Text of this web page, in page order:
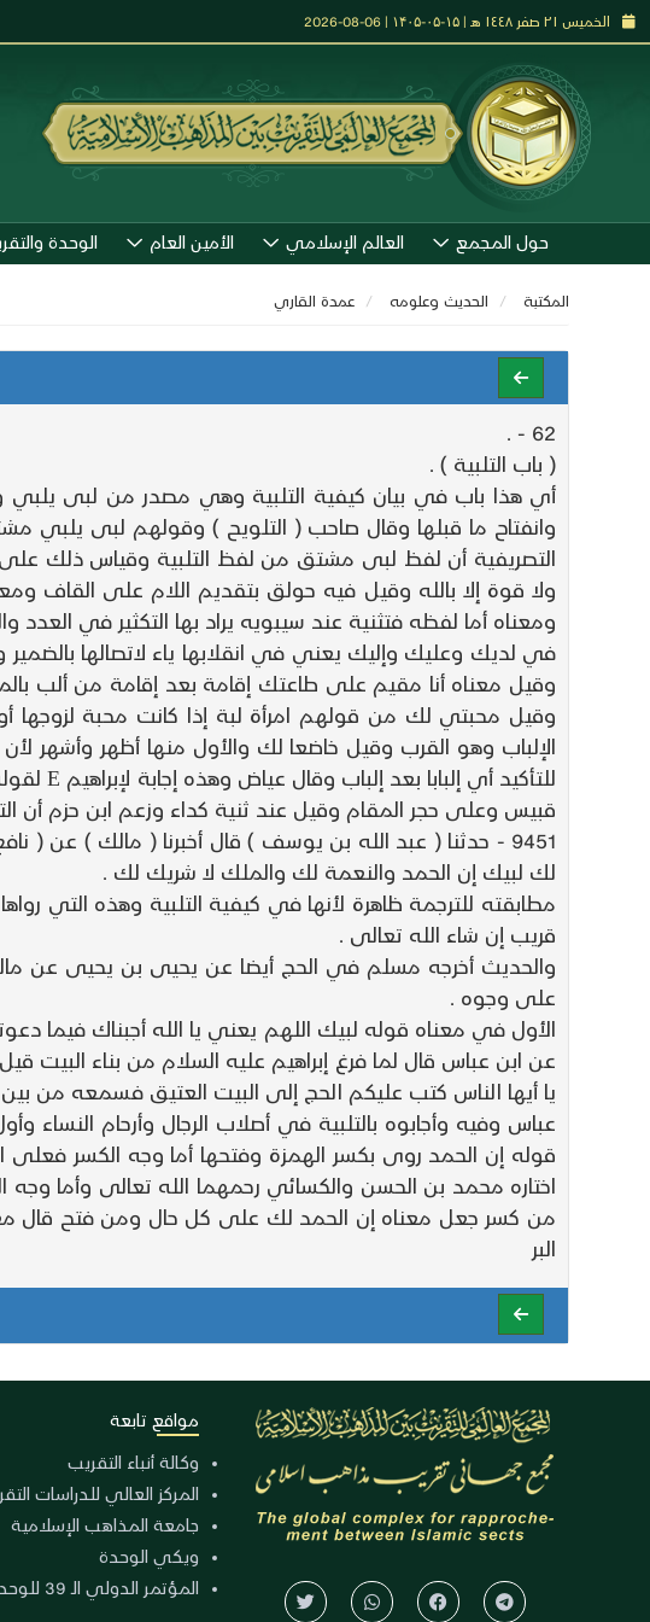
الخميس ٢١ صفر ١٤٤٨ هـ | ۱۵-۰۵-۱۴۰۵ | 06-08-2026
حول المجمع العالم الإسلامي الأمين العام الوحدة
المكتبة الحديث وعلومه عمدة القاري
62 - .
( باب التلبية ) .
أي هذا باب في بيان كيفية التلبية وهي مصدر من لبى يلبي
وانفتاح ما قبلها وقال صاحب ( التلويح ) وقولهم لبى يلبي
التصريفية أن لفظ لبى مشتق من لفظ التلبية وقياس ذلك
ولا قوة إلا بالله وقيل فيه حولق بتقديم اللام على القاف
ومعناه أما لفظه فتثنية عند سيبويه يراد بها التكثير في العدد
في لديك وعليك وإليك يعني في انقلابها ياء لاتصالها بالضمير
وقيل معناه أنا مقيم على طاعتك إقامة بعد إقامة من ألب
وقيل محبتي لك من قولهم امرأة لبة إذا كانت محبة
الإلباب وهو القرب وقيل خاضعا لك والأول منها أظهر وأشهر
قبيس وعلى حجر المقام وقيل عند ثنية كداء وزعم ابن حزم أن التلبية
9451 - حدثنا ( عبد الله بن يوسف ) قال أخبرنا ( مالك ) عن
لك لبيك إن الحمد والنعمة لك والملك لا شريك لك .
مطابقته للترجمة ظاهرة لأنها في كيفية التلبية وهذه التي
قريب إن شاء الله تعالى .
والحديث أخرجه مسلم في الحج أيضا عن يحيى بن يحيى عن
على وجوه .
يا أيها الناس كتب عليكم الحج إلى البيت العتيق فسمعه من
عباس وفيه وأجابوه بالتلبية في أصلاب الرجال وأرحام
قوله إن الحمد روى بكسر الهمزة وفتحها أما وجه الكسر فعلى
اختاره محمد بن الحسن والكسائي رحمهما الله تعالى وأما
من كسر جعل معناه إن الحمد لك على كل حال ومن فتح قال
البر
مواقع تابعة
وكالة أنباء التقريب
المركز العالي للدراسات
جامعة المذاهب الإسلامية
ويكي الوحدة
المؤتمر الدولي الـ 39 للوحدة الإسلامية